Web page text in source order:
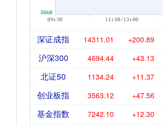
深证成指 14311.01 +200.89
沪深300 4694.44 +43.13
北证50 1134.24 +11.37
创业板指 3563.12 +47.56
基金指数 7242.10 +12.30